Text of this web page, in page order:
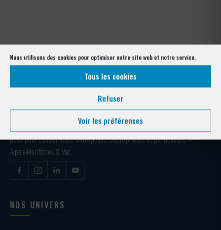
Nous utilisons des cookies pour optimiser notre site web et notre service.
Tous les cookies
Refuser
Voir les préférences
Votre expert clôture depuis plus de 40 ans. Conception, fabrication et
pose pour collectivités, entreprises, copropriétés et particuliers —
Alpes-Maritimes & Var.
NOS UNIVERS